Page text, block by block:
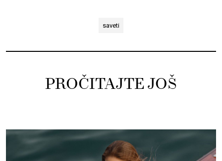
saveti
PROČITAJTE JOŠ